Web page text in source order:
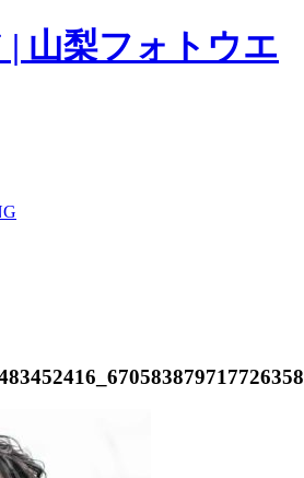
山梨フォトウエ